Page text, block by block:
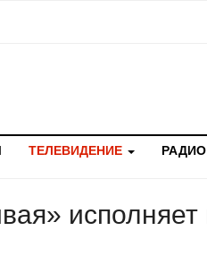
ТЕЛЕВИДЕНИЕ РАДИО